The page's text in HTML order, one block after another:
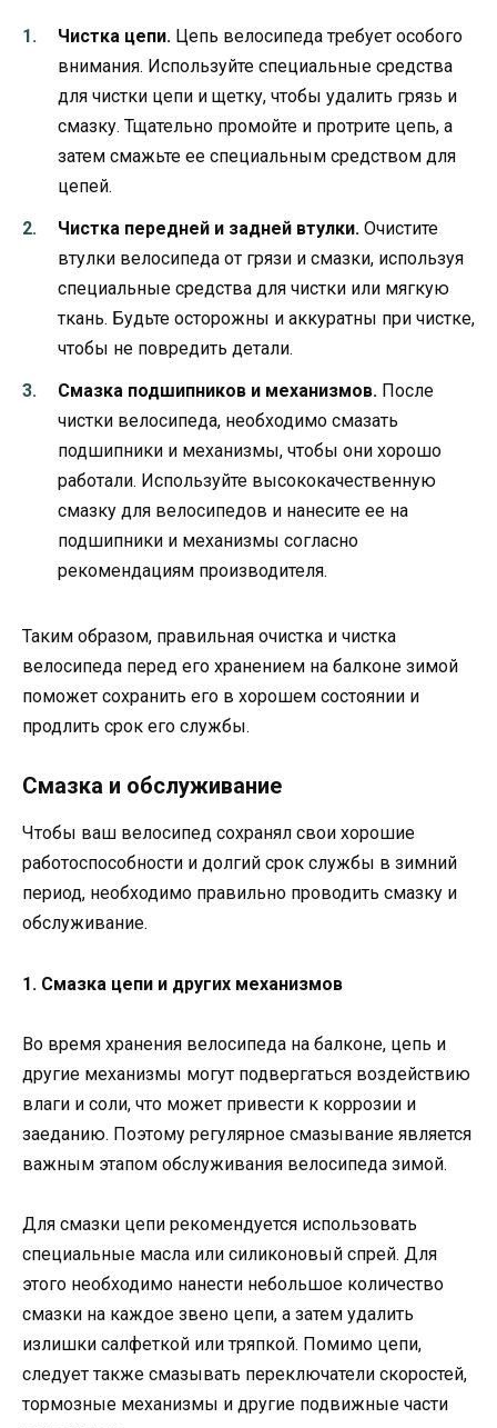
Чистка цепи. Цепь велосипеда требует особого
внимания. Используйте специальные средства
для чистки цепи и щетку, чтобы удалить грязь и
смазку. Тщательно промойте и протрите цепь, а
затем смажьте ее специальным средством для
цепей.
Чистка передней и задней втулки. Очистите
втулки велосипеда от грязи и смазки, используя
специальные средства для чистки или мягкую
ткань. Будьте осторожны и аккуратны при чистке,
чтобы не повредить детали.
Смазка подшипников и механизмов. После
чистки велосипеда, необходимо смазать
подшипники и механизмы, чтобы они хорошо
работали. Используйте высококачественную
смазку для велосипедов и нанесите ее на
подшипники и механизмы согласно
рекомендациям производителя.
Таким образом, правильная очистка и чистка
велосипеда перед его хранением на балконе зимой
поможет сохранить его в хорошем состоянии и
продлить срок его службы.
Смазка и обслуживание
Чтобы ваш велосипед сохранял свои хорошие
работоспособности и долгий срок службы в зимний
период, необходимо правильно проводить смазку и
обслуживание.
1. Смазка цепи и других механизмов
Во время хранения велосипеда на балконе, цепь и
другие механизмы могут подвергаться воздействию
влаги и соли, что может привести к коррозии и
заеданию. Поэтому регулярное смазывание является
важным этапом обслуживания велосипеда зимой.
Для смазки цепи рекомендуется использовать
специальные масла или силиконовый спрей. Для
этого необходимо нанести небольшое количество
смазки на каждое звено цепи, а затем удалить
излишки салфеткой или тряпкой. Помимо цепи,
следует также смазывать переключатели скоростей,
тормозные механизмы и другие подвижные части